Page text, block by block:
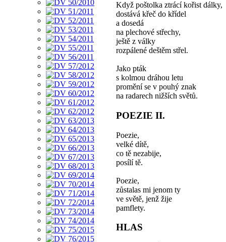
Když poštolka ztrácí kořist dálky,
dostává křeč do křídel
a dosedá
na plechové střechy,
ještě z války
rozpálené deštěm střel.
Jako pták
s kolmou dráhou letu
promění se v pouhý znak
na radarech nižších světů.
POEZIE II.
Poezie,
velké dítě,
co tě nezabije,
posílí tě.
Poezie,
zůstalas mi jenom ty
ve světě, jenž žije
pamflety.
HLAS